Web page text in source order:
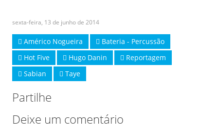
sexta-feira, 13 de junho de 2014
Américo Nogueira
Bateria - Percussão
Hot Five
Hugo Danin
Reportagem
Sabian
Taye
Partilhe
Deixe um comentário